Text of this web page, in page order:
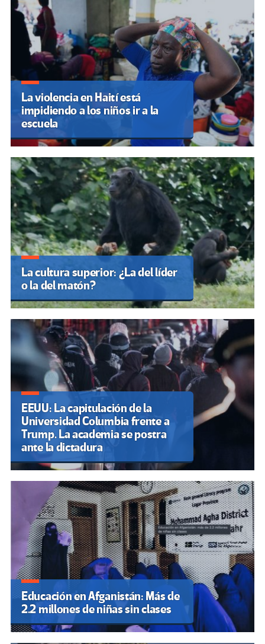
La violencia en Haití está
impidiendo a los niños ir a la
escuela
La cultura superior: ¿La del líder
o la del matón?
EEUU: La capitulación de la
Universidad Columbia frente a
Trump. La academia se postra
ante la dictadura
Educación en Afganistán: Más de
2.2 millones de niñas sin clases